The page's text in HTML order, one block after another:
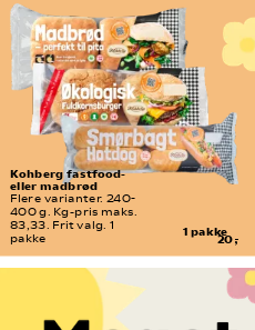
1 pakke
20,-
Kohberg fastfood-
eller madbrød
Flere varianter. 240-
400 g. Kg-pris maks.
83,33. Frit valg. 1
pakke